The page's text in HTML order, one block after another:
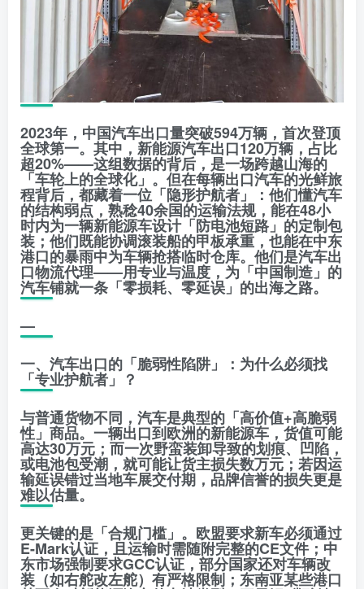
2023年，中国汽车出口量突破594万辆，首次登顶
全球第一。其中，新能源汽车出口120万辆，占比
超20%——这组数据的背后，是一场跨越山海的
「车轮上的全球化」。但在每辆出口汽车的光鲜旅
程背后，都藏着一位「隐形护航者」：他们懂汽车
的结构弱点，熟稔40余国的运输法规，能在48小
时内为一辆新能源车设计「防电池短路」的定制包
装；他们既能协调滚装船的甲板承重，也能在中东
港口的暴雨中为车辆抢搭临时仓库。他们是汽车出
口物流代理——用专业与温度，为「中国制造」的
汽车铺就一条「零损耗、零延误」的出海之路。
—
一、汽车出口的「脆弱性陷阱」：为什么必须找
「专业护航者」？
与普通货物不同，汽车是典型的「高价值+高脆弱
性」商品。一辆出口到欧洲的新能源车，货值可能
高达30万元；而一次野蛮装卸导致的划痕、凹陷，
或电池包受潮，就可能让货主损失数万元；若因运
输延误错过当地车展交付期，品牌信誉的损失更是
难以估量。
更关键的是「合规门槛」。欧盟要求新车必须通过
E-Mark认证，且运输时需随附完整的CE文件；中
东市场强制要求GCC认证，部分国家还对车辆改
装（如右舵改左舵）有严格限制；东南亚某些港口